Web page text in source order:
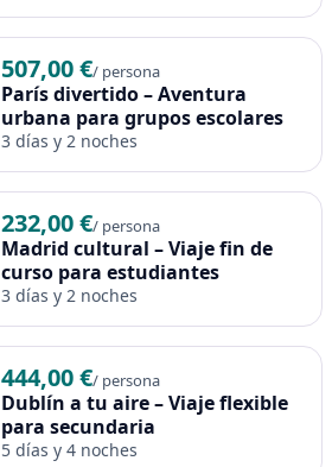
507,00 €/ persona
París divertido – Aventura
urbana para grupos escolares
3 días y 2 noches
232,00 €/ persona
Madrid cultural – Viaje fin de
curso para estudiantes
3 días y 2 noches
444,00 €/ persona
Dublín a tu aire – Viaje flexible
para secundaria
5 días y 4 noches